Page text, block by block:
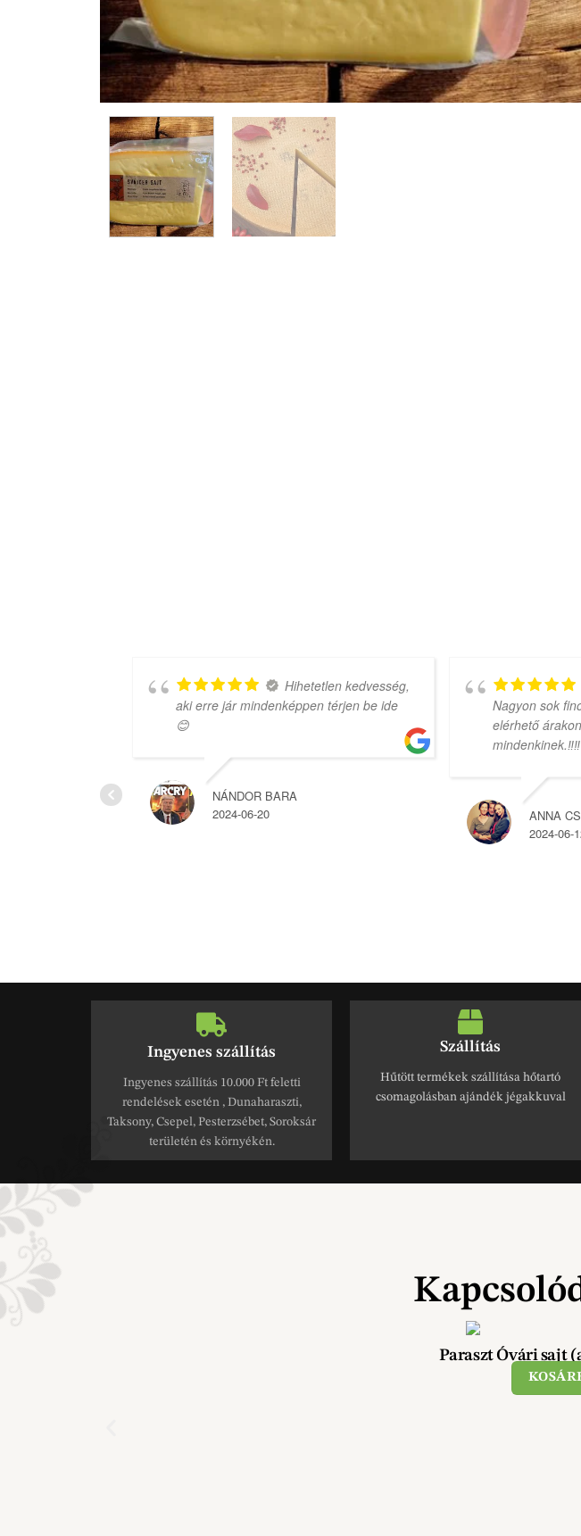
Hihetetlen kedvesség,
aki erre jár mindenképpen térjen be ide
😊
NÁNDOR BARA
2024-06-20
Nagyon sok
elérhető
ANNA
2024-06-
Ingyenes szállítás
Ingyenes szállítás 10.000 Ft feletti
rendelések esetén , Dunaharaszti,
Taksony, Csepel, Pesterzsébet, Soroksár
területén és környékén.
Szállítás
Hűtött termékek szállítása hőtartó
csomagolásban ajándék jégakkuval
Paraszt Óvári sajt